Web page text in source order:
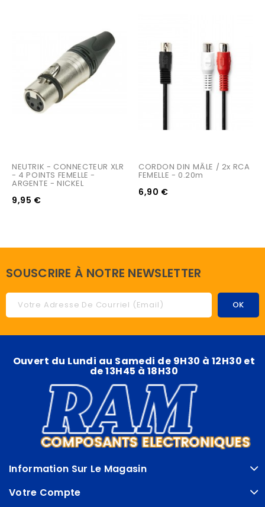
NEUTRIK - CONNECTEUR XLR
- 4 POINTS FEMELLE -
ARGENTE - NICKEL
9,95 €
CORDON DIN MÂLE / 2x RCA
FEMELLE - 0.20m
6,90 €
SOUSCRIRE À NOTRE NEWSLETTER
Ouvert du Lundi au Samedi de 9H30 à 12H30 et
de 13H45 à 18H30
Information Sur Le Magasin
Votre Compte